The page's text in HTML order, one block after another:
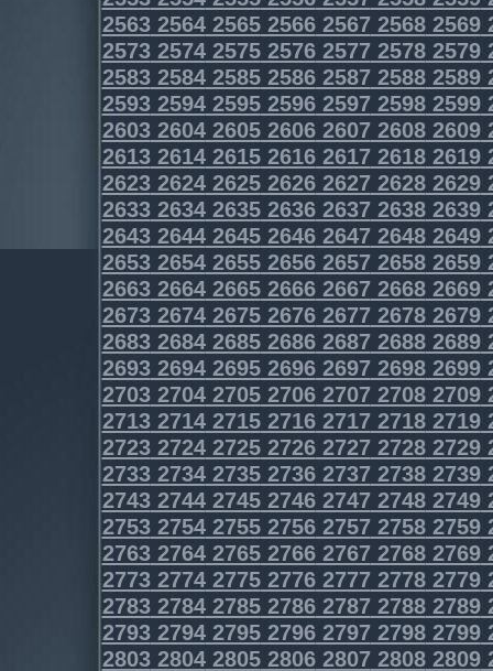
2563256425652566256725682569
2573257425752576257725782579
2583258425852586258725882589
2593259425952596259725982599
2603260426052606260726082609
2613261426152616261726182619
2623262426252626262726282629
2633263426352636263726382639
2643264426452646264726482649
2653265426552656265726582659
2663266426652666266726682669
2673267426752676267726782679
2683268426852686268726882689
2693269426952696269726982699
2703270427052706270727082709
2713271427152716271727182719
2723272427252726272727282729
2733273427352736273727382739
2743274427452746274727482749
2753275427552756275727582759
2763276427652766276727682769
2773277427752776277727782779
2783278427852786278727882789
2793279427952796279727982799
2803280428052806280728082809